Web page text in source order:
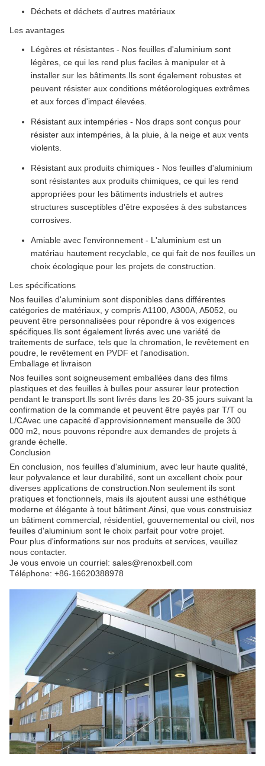
Déchets et déchets d'autres matériaux
Les avantages
Légères et résistantes - Nos feuilles d'aluminium sont
légères, ce qui les rend plus faciles à manipuler et à
installer sur les bâtiments.Ils sont également robustes et
peuvent résister aux conditions météorologiques extrêmes
et aux forces d'impact élevées.
Résistant aux intempéries - Nos draps sont conçus pour
résister aux intempéries, à la pluie, à la neige et aux vents
violents.
Résistant aux produits chimiques - Nos feuilles d'aluminium
sont résistantes aux produits chimiques, ce qui les rend
appropriées pour les bâtiments industriels et autres
structures susceptibles d'être exposées à des substances
corrosives.
Amiable avec l'environnement - L'aluminium est un
matériau hautement recyclable, ce qui fait de nos feuilles un
choix écologique pour les projets de construction.
Les spécifications
Nos feuilles d'aluminium sont disponibles dans différentes
catégories de matériaux, y compris A1100, A300A, A5052, ou
peuvent être personnalisées pour répondre à vos exigences
spécifiques.Ils sont également livrés avec une variété de
traitements de surface, tels que la chromation, le revêtement en
poudre, le revêtement en PVDF et l'anodisation.
Emballage et livraison
Nos feuilles sont soigneusement emballées dans des films
plastiques et des feuilles à bulles pour assurer leur protection
pendant le transport.Ils sont livrés dans les 20-35 jours suivant la
confirmation de la commande et peuvent être payés par T/T ou
L/CAvec une capacité d'approvisionnement mensuelle de 300
000 m2, nous pouvons répondre aux demandes de projets à
grande échelle.
Conclusion
En conclusion, nos feuilles d'aluminium, avec leur haute qualité,
leur polyvalence et leur durabilité, sont un excellent choix pour
diverses applications de construction.Non seulement ils sont
pratiques et fonctionnels, mais ils ajoutent aussi une esthétique
moderne et élégante à tout bâtiment.Ainsi, que vous construisiez
un bâtiment commercial, résidentiel, gouvernemental ou civil, nos
feuilles d'aluminium sont le choix parfait pour votre projet.
Pour plus d'informations sur nos produits et services, veuillez
nous contacter.
Je vous envoie un courriel: sales@renoxbell.com
Téléphone: +86-16620388978